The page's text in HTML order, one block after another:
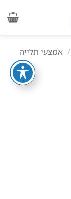
/ אמצעי תלייה